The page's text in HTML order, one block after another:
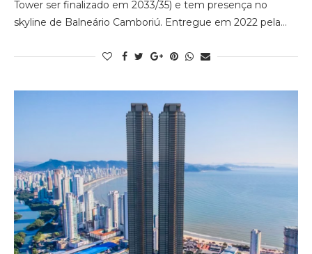
Tower ser finalizado em 2033/35) e tem presença no
skyline de Balneário Camboriú. Entregue em 2022 pela…